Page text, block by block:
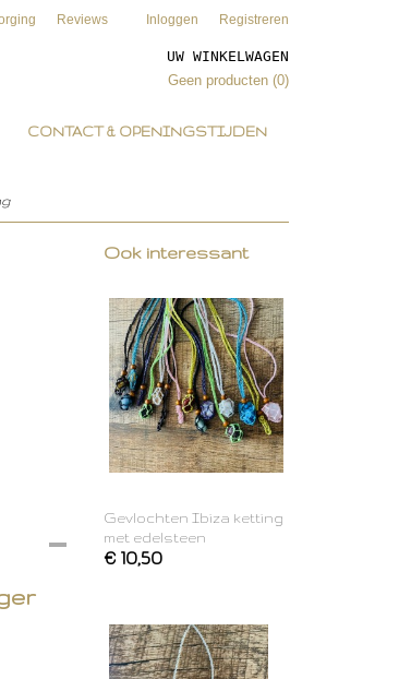
Reviews Inloggen Registreren
UW WINKELWAGEN
Geen producten (0)
CONTACT & OPENINGSTIJDEN
Ook interessant
Gevlochten Ibiza ketting
met edelsteen
€ 10,50